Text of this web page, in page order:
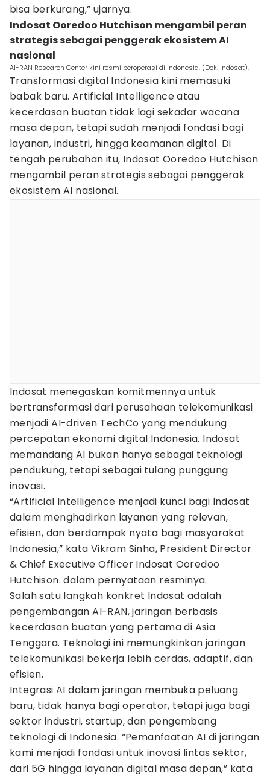
bisa berkurang,” ujarnya.
Indosat Ooredoo Hutchison mengambil peran
strategis sebagai penggerak ekosistem AI
nasional
AI-RAN Research Center kini resmi beroperasi di Indonesia. (Dok. Indosat).
Transformasi digital Indonesia kini memasuki
babak baru. Artificial Intelligence atau
kecerdasan buatan tidak lagi sekadar wacana
masa depan, tetapi sudah menjadi fondasi bagi
layanan, industri, hingga keamanan digital. Di
tengah perubahan itu, Indosat Ooredoo Hutchison
mengambil peran strategis sebagai penggerak
ekosistem AI nasional.
Indosat menegaskan komitmennya untuk
bertransformasi dari perusahaan telekomunikasi
menjadi AI-driven TechCo yang mendukung
percepatan ekonomi digital Indonesia. Indosat
memandang AI bukan hanya sebagai teknologi
pendukung, tetapi sebagai tulang punggung
inovasi.
“Artificial Intelligence menjadi kunci bagi Indosat
dalam menghadirkan layanan yang relevan,
efisien, dan berdampak nyata bagi masyarakat
Indonesia,” kata Vikram Sinha, President Director
& Chief Executive Officer Indosat Ooredoo
Hutchison. dalam pernyataan resminya.
Salah satu langkah konkret Indosat adalah
pengembangan AI-RAN, jaringan berbasis
kecerdasan buatan yang pertama di Asia
Tenggara. Teknologi ini memungkinkan jaringan
telekomunikasi bekerja lebih cerdas, adaptif, dan
efisien.
Integrasi AI dalam jaringan membuka peluang
baru, tidak hanya bagi operator, tetapi juga bagi
sektor industri, startup, dan pengembang
teknologi di Indonesia. “Pemanfaatan AI di jaringan
kami menjadi fondasi untuk inovasi lintas sektor,
dari 5G hingga layanan digital masa depan,” kata